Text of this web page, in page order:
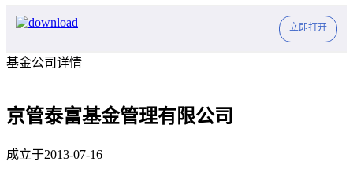
立即打开
基金公司详情
京管泰富基金管理有限公司
成立于2013-07-16